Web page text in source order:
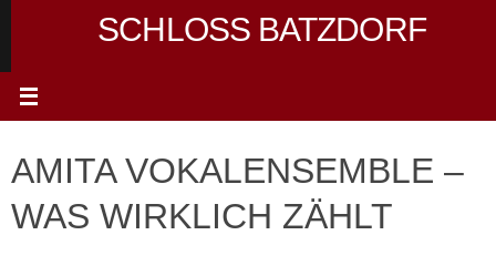
SCHLOSS BATZDORF
AMITA VOKALENSEMBLE –
WAS WIRKLICH ZÄHLT